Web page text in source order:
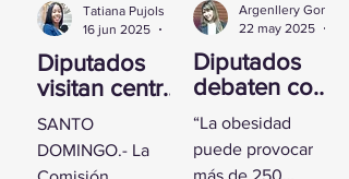
Diputados
visitan centro
UASD La
Romana para
conocer
SANTO
DOMINGO.- La
Tatiana Pujols
16 jun 2025
Diputados
debaten con
experta
sobre la
obesidad
“La obesidad
puede provocar
más de 250
22 may 2025